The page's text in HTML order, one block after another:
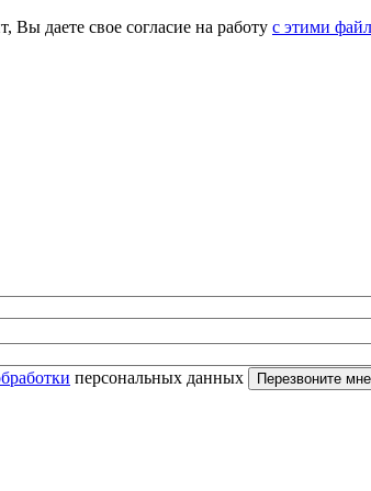
Вы даете свое согласие на работу с этими
персональных данных